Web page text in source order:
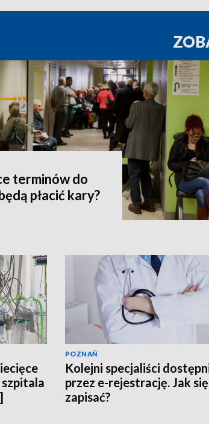
terminów do
płacić kary?
szpitala
POZNAŃ
Kolejni specjaliści
przez e-rejestrację. Jak się
zapisać?